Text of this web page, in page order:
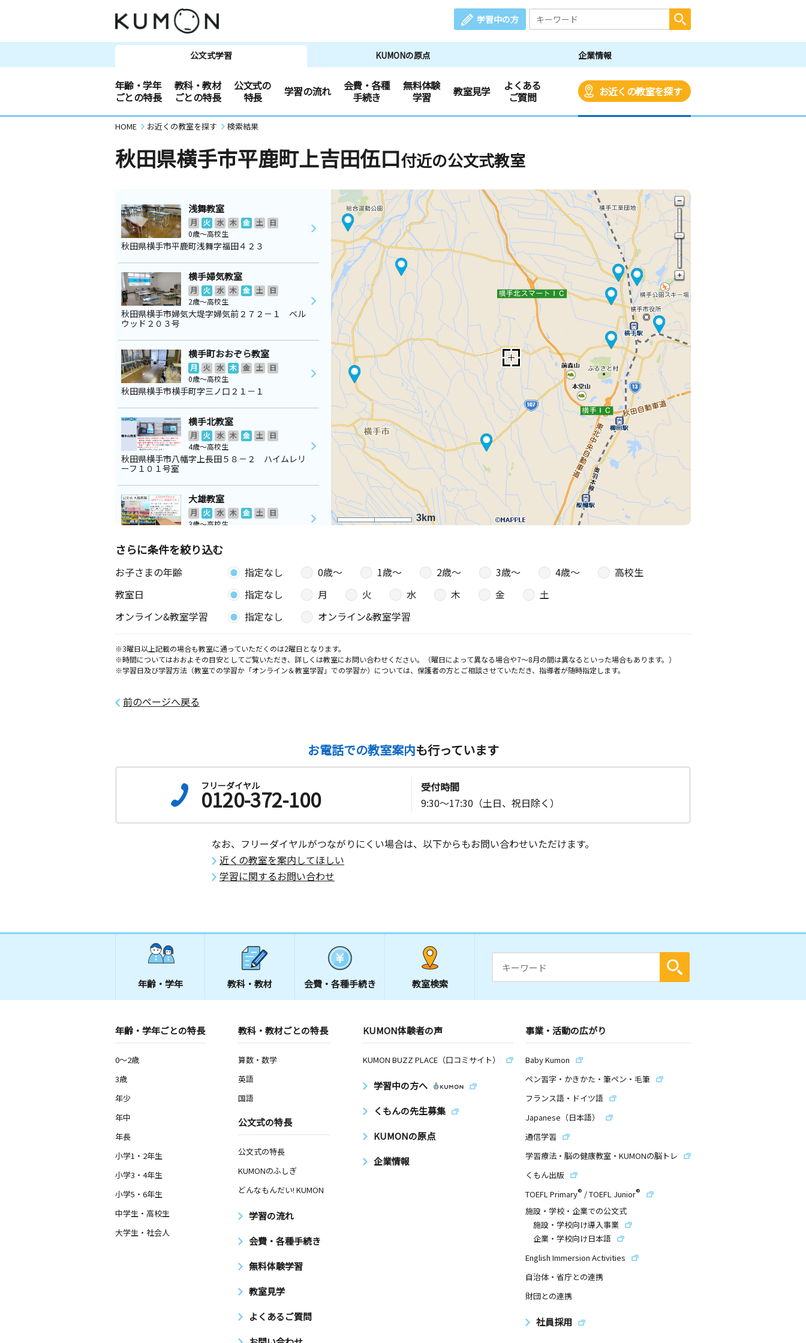
学習中の方
公文式学習 KUMONの原点 企業情報
年齢・学年
ごとの特長
教科・教材
ごとの特長
公文式の
特長
学習の流れ
会費・各種
手続き
無料体験
学習
教室見学
よくある
ご質問
お近くの教室を探す
HOME お近くの教室を探す 検索結果
秋田県横手市平鹿町上吉田伍口付近の公文式教室
3km
浅舞教室
月 火 水 木 金 土
日
0歳～高校生
秋田県横手市平鹿町浅舞字福田４２３
横手婦気教室
月 火 水 木 金 土
日
2歳～高校生
秋田県横手市婦気大堤字婦気前２７２－１ ベル
ウッド２０３号
横手町おおぞら教室
月 火 水 木 金 土
日
0歳～高校生
秋田県横手市横手町字三ノ口２１－１
横手北教室
月 火 水 木 金 土
日
4歳～高校生
秋田県横手市八幡字上長田５８－２ ハイムレリ
ーフ１０１号室
大雄教室
月 火 水 木 金 土
日
3歳～高校生
横手朝倉教室
木 金 土 日
0歳～高校生
横手水上教室
月 火 水 木 金 土
日
0歳～高校生
秋田県横手市平和町１５－１８ コーポ藤井２０
大森教室
火 水 木 金 土 日
2歳～中学生
さらに条件を絞り込む
お子さまの年齢 指定なし 0歳〜 1歳〜 2歳〜 3歳〜 4歳〜
高校生
教室日
指定なし 月 火 水 木 金
土
オンライン&教室学習
指定なし オンライン&教室学習
※3曜日以上記載の場合も教室に通っていただくのは2曜日となります。
※時間についてはおおよその目安としてご覧いただき、詳しくは教室にお問い合わせください。（曜日によって異なる場合や7～8月の間は異なるといった場合もあります。）
※学習日及び学習方法（教室での学習か「オンライン＆教室学習」での学習か）については、保護者の方とご相談させていただき、指導者が随時指定します。
前のページへ戻る
お電話での教室案内も行っています
フリーダイヤル
0120-372-100
受付時間
9:30～17:30（土日、祝日除く）
なお、フリーダイヤルがつながりにくい場合は、以下からもお問い合わせいただけます。
近くの教室を案内してほしい
学習に関するお問い合わせ
年齢・学年 教科・教材 会費・ 各種手続き 教室検索
年齢・学年ごとの特長
0～2歳
3歳
年少
年中
年長
小学1・2年生
小学3・4年生
小学5・6年生
中学生・高校生
大学生・社会人
教科・教材ごとの特長
算数・数学
英語
国語
公文式の特長
公文式の特長
KUMONのふしぎ
どんなもんだい! KUMON
学習の流れ
会費・各種手続き
無料体験学習
教室見学
よくあるご質問
KUMON体験者の声
KUMON BUZZ PLACE（口コミサイト）
学習中の方へ
くもんの先生募集
KUMONの原点
企業情報
事業・活動の広がり
Baby Kumon
ペン習字・かきかた・筆ペン・毛筆
フランス語・ドイツ語
Japanese（日本語）
通信学習
学習療法・脳の健康教室・KUMONの脳トレ
くもん出版
TOEFL Primary® /TOEFL Junior®
施設・学校・企業での公文式
施設・学校向け導入事業
企業・学校向け日本語
English Immersion Activities
自治体・省庁との連携
財団との連携
社員採用